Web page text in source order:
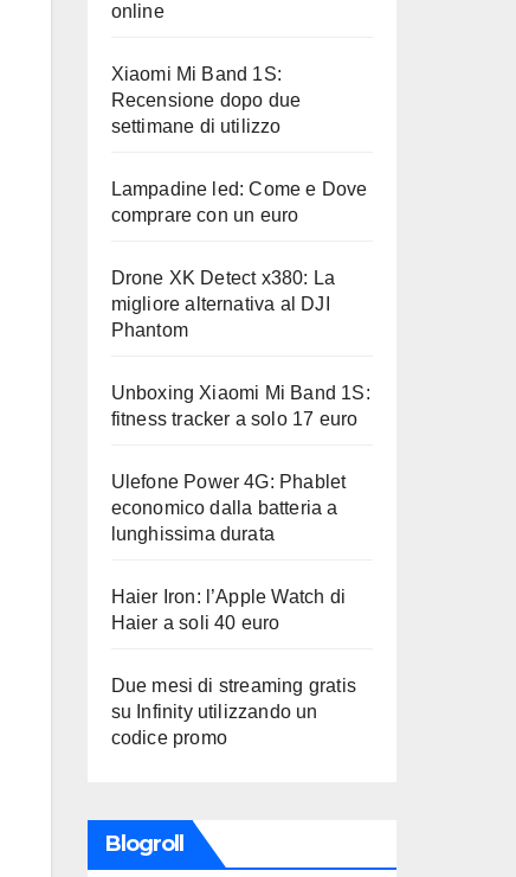
online
Xiaomi Mi Band 1S:
Recensione dopo due
settimane di utilizzo
Lampadine led: Come e Dove
comprare con un euro
Drone XK Detect x380: La
migliore alternativa al DJI
Phantom
Unboxing Xiaomi Mi Band 1S:
fitness tracker a solo 17 euro
Ulefone Power 4G: Phablet
economico dalla batteria a
lunghissima durata
Haier Iron: l’Apple Watch di
Haier a soli 40 euro
Due mesi di streaming gratis
su Infinity utilizzando un
codice promo
Blogroll